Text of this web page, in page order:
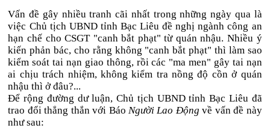
Vấn đề gây nhiều tranh cãi nhất trong những ngày qua là
việc Chủ tịch UBND tỉnh Bạc Liêu đề nghị ngành công an
hạn chế cho CSGT "canh bắt phạt" từ quán nhậu. Nhiều ý
kiến phản bác, cho rằng không "canh bắt phạt" thì làm sao
kiểm soát tai nạn giao thông, rồi các "ma men" gây tai nạn
ai chịu trách nhiệm, không kiểm tra nồng độ cồn ở quán
nhậu thì ở đâu?...
Để rộng đường dư luận, Chủ tịch UBND tỉnh Bạc Liêu đã
trao đổi thẳng thắn với Báo Người Lao Động về vấn đề này
như sau: